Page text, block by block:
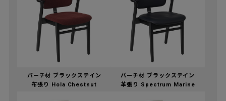
バーチ材 ブラックステイン
布張り Hola Chestnut
バーチ材 ブラックステイン
革張り Spectrum Marine